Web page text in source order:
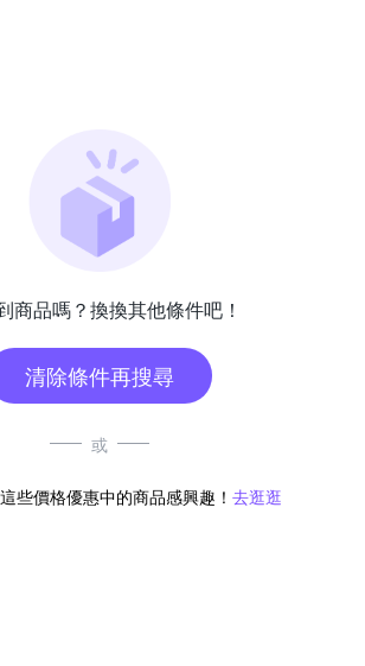
商品嗎？換換其他條件吧！
清除條件再搜尋
或
些價格優惠中的商品感興趣！ 去逛逛